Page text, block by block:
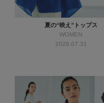
夏の“映え”トップス
WOMEN
2026.07.31